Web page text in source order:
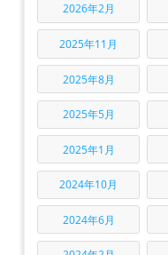
2026年2月
2025年11月
2025年8月
2025年5月
2025年1月
2024年10月
2024年6月